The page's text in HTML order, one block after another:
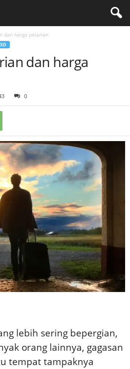
dan harga pelarian
dan harga
0
lebih sering bepergian,
orang lainnya, gagasan
tempat tampaknya